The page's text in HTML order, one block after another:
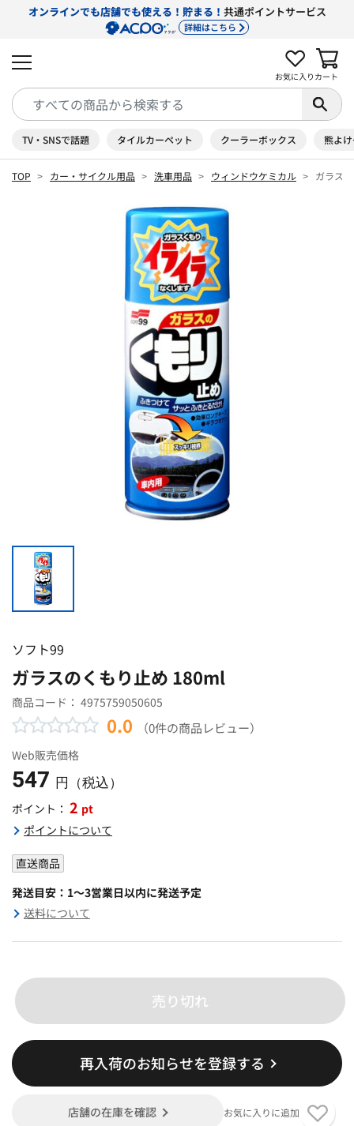
オンラインでも店舗でも使える！貯まる！ 共通ポイントサービス
詳細はこちら
お気に入り カート
TV・SNSで話題 タイルカーペット クーラーボックス 熊よ
TOP カー・サイクル用品 洗車用品 ウィンドウケミカル ガラス
ソフト99
ガラスのくもり止め 180ml
商品コード： 4975759050605
0.0 （0件の商品レビュー）
Web販売価格
547 円（税込）
ポイント： 2 pt
ポイントについて
直送商品
発送目安：1～3営業日以内に発送予定
送料について
売り切れ
再入荷のお知らせを登録する
店舗の在庫を確認 お気に入りに追加